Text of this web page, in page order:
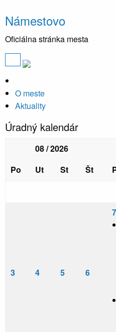
Námestovo
Oficiálna stránka mesta
O meste
Aktuality
Úradný kalendár
08 / 2026
Po
Ut St Št
3 4 5 6
7